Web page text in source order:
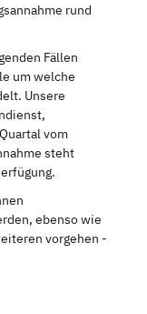
rund
Fällen
um welche
Unsere
vom
steht
ebenso wie
vorgehen -